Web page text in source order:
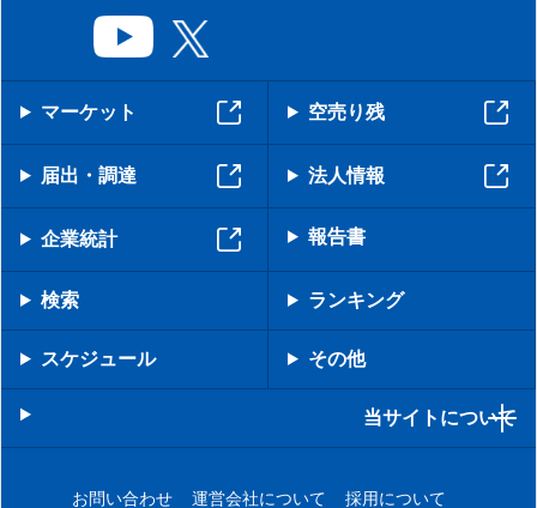
マーケット 空売り残
届出・調達 法人情報
企業統計 報告書
検索 ランキング
スケジュール その他
当サイトについて
お問い合わせ 運営会社について 採用について